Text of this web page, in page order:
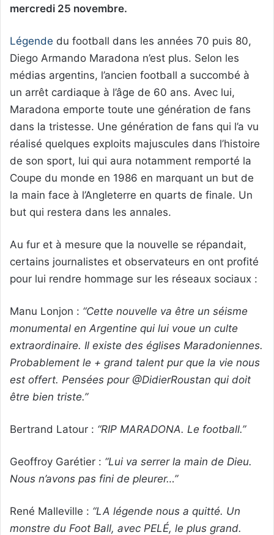
mercredi 25 novembre.
Légende du football dans les années 70 puis 80,
Diego Armando Maradona n’est plus. Selon les
médias argentins, l’ancien football a succombé à
un arrêt cardiaque à l’âge de 60 ans. Avec lui,
Maradona emporte toute une génération de fans
dans la tristesse. Une génération de fans qui l’a vu
réalisé quelques exploits majuscules dans l’histoire
de son sport, lui qui aura notamment remporté la
Coupe du monde en 1986 en marquant un but de
la main face à l’Angleterre en quarts de finale. Un
but qui restera dans les annales.
Au fur et à mesure que la nouvelle se répandait,
certains journalistes et observateurs en ont profité
pour lui rendre hommage sur les réseaux sociaux :
Manu Lonjon : “Cette nouvelle va être un séisme
monumental en Argentine qui lui voue un culte
extraordinaire. Il existe des églises Maradoniennes.
Probablement le + grand talent pur que la vie nous
est offert. Pensées pour @DidierRoustan qui doit
être bien triste.”
Bertrand Latour : “RIP MARADONA. Le football.”
Geoffroy Garétier : “Lui va serrer la main de Dieu.
Nous n’avons pas fini de pleurer…”
René Malleville : “LA légende nous a quitté. Un
monstre du Foot Ball, avec PELÉ, le plus grand.